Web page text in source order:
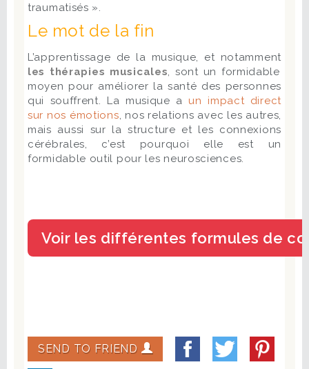
traumatisés ».
Le mot de la fin
L’apprentissage de la musique, et notamment
les thérapies musicales, sont un formidable
moyen pour améliorer la santé des personnes
qui souffrent. La musique a un impact direct
sur nos émotions, nos relations avec les autres,
mais aussi sur la structure et les connexions
cérébrales, c’est pourquoi elle est un
formidable outil pour les neurosciences.
SEND TO FRIEND